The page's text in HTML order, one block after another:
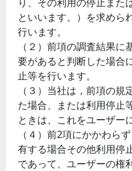
といいます。）を求めら
行います。
（２）前項の調査結果
要があると判断した場合
止等を行います。
（３）当社は，前項の
た場合、または利用停止
ときは、これをユーザー
（４）前2項にかかわら
有する場合その他利用停
であって、ユーザーの権